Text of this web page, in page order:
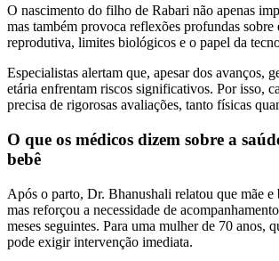
O nascimento do filho de Rabari não apenas
mas também provoca reflexões profundas sobre
reprodutiva, limites biológicos e o papel da
Especialistas alertam que, apesar dos avanços,
etária enfrentam riscos significativos. Por isso,
precisa de rigorosas avaliações, tanto físicas
O que os médicos dizem sobre a
bebê
Após o parto, Dr. Bhanushali relatou que mãe e
mas reforçou a necessidade de
meses seguintes. Para uma mulher de 70 anos,
pode exigir intervenção imediata.